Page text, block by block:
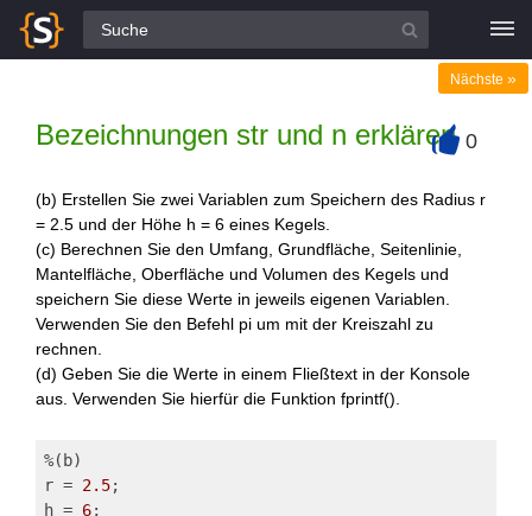
Alle Fragen
Bezeichnungen str und n erklären
Nächste »
0
(b) Erstellen Sie zwei Variablen zum Speichern des Radius r
= 2.5 und der Höhe h = 6 eines Kegels.
(c) Berechnen Sie den Umfang, Grundfläche, Seitenlinie,
Mantelfläche, Oberfläche und Volumen des Kegels und
speichern Sie diese Werte in jeweils eigenen Variablen.
Verwenden Sie den Befehl pi um mit der Kreiszahl zu
rechnen.
(d) Geben Sie die Werte in einem Fließtext in der Konsole
aus. Verwenden Sie hierfür die Funktion fprintf().
%(b)
r = 2.5;
h = 6;